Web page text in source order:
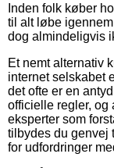
Inden folk køber
til alt løbe
dog almindeligvis
Et nemt alternativ
internet selskabet
det ofte er en
officielle regler, og
eksperter som
tilbydes du genvej
for udfordringer